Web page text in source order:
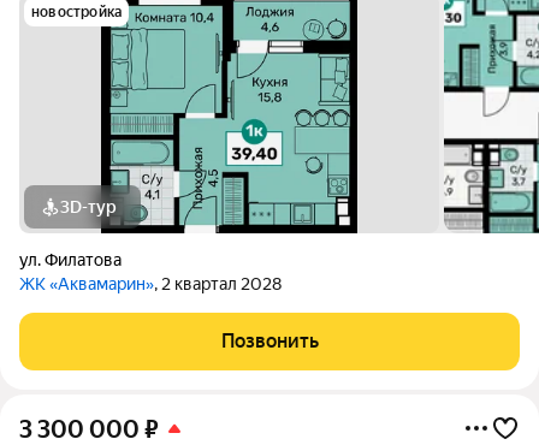
новостройка
3D-тур
ул. Филатова
ЖК «Аквамарин», 2 квартал 2028
Позвонить
3 300 000 ₽